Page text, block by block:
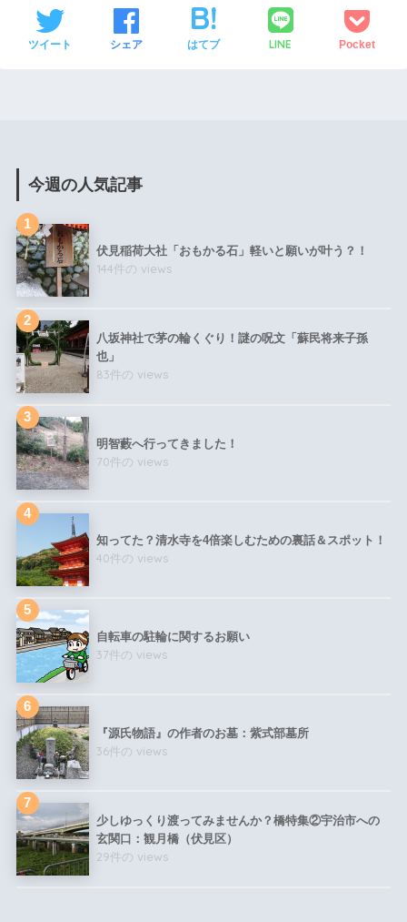
ツイート シェア はてブ LINE Pocket
今週の人気記事
伏見稲荷大社「おもかる石」軽いと願いが叶う？！
144件の views
八坂神社で茅の輪くぐり！謎の呪文「蘇民将来子孫
也」
83件の views
明智藪へ行ってきました！
70件の views
知ってた？清水寺を4倍楽しむための裏話＆スポット！
40件の views
自転車の駐輪に関するお願い
37件の views
『源氏物語』の作者のお墓：紫式部墓所
36件の views
少しゆっくり渡ってみませんか？橋特集②宇治市への
玄関口：観月橋（伏見区）
29件の views